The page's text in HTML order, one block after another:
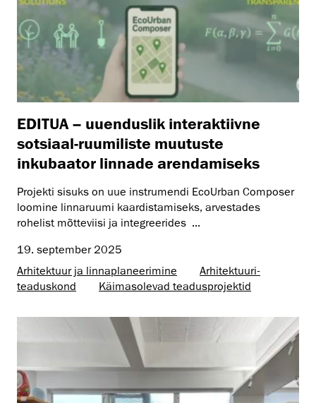
EDITUA – uuenduslik interaktiivne
sotsiaal-ruumiliste muutuste
inkubaator linnade arendamiseks
Projekti sisuks on uue instrumendi EcoUrban Composer
loomine linnaruumi kaardistamiseks, arvestades
rohelist mõtteviisi ja integreerides ...
19. september 2025
Arhitektuur ja linnaplaneerimine
Arhitektuuri­
teaduskond
Käimasolevad teadusprojektid